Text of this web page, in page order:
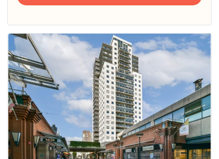
Deze woning
is
waarschijnlijk
al verhuurd
Om kans te
maken moet je
binnen 15
reageren.
Stekkies helpt
je hierbij!